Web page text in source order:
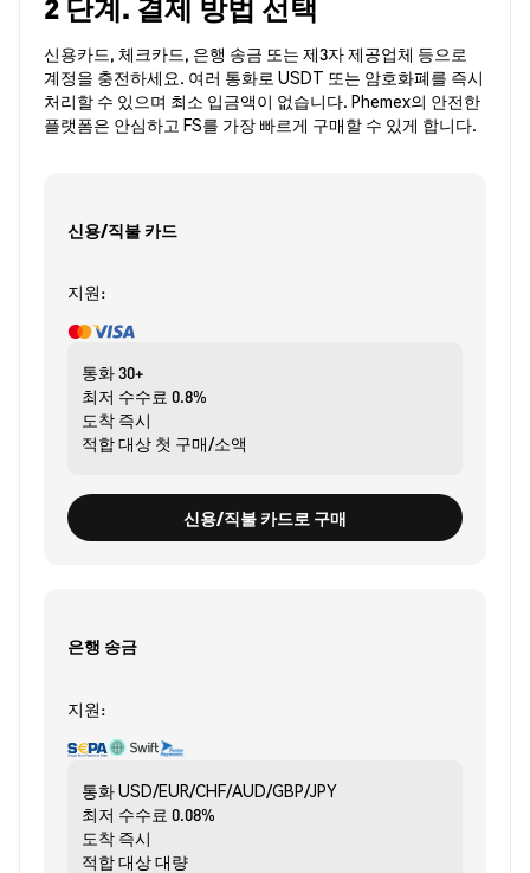
2 단계. 결제 방법 선택
신용카드, 체크카드, 은행 송금 또는 제3자 제공업체 등으로
계정을 충전하세요. 여러 통화로 USDT 또는 암호화폐를 즉시
처리할 수 있으며 최소 입금액이 없습니다. Phemex의 안전한
플랫폼은 안심하고 FS를 가장 빠르게 구매할 수 있게 합니다.
신용/직불 카드
지원:
통화30+
최저 수수료 0.8%
도착 즉시
적합 대상 첫 구매/소액
신용/직불 카드로 구매
은행 송금
지원:
통화USD/EUR/CHF/AUD/GBP/JPY
최저 수수료 0.08%
도착 즉시
적합 대상대량